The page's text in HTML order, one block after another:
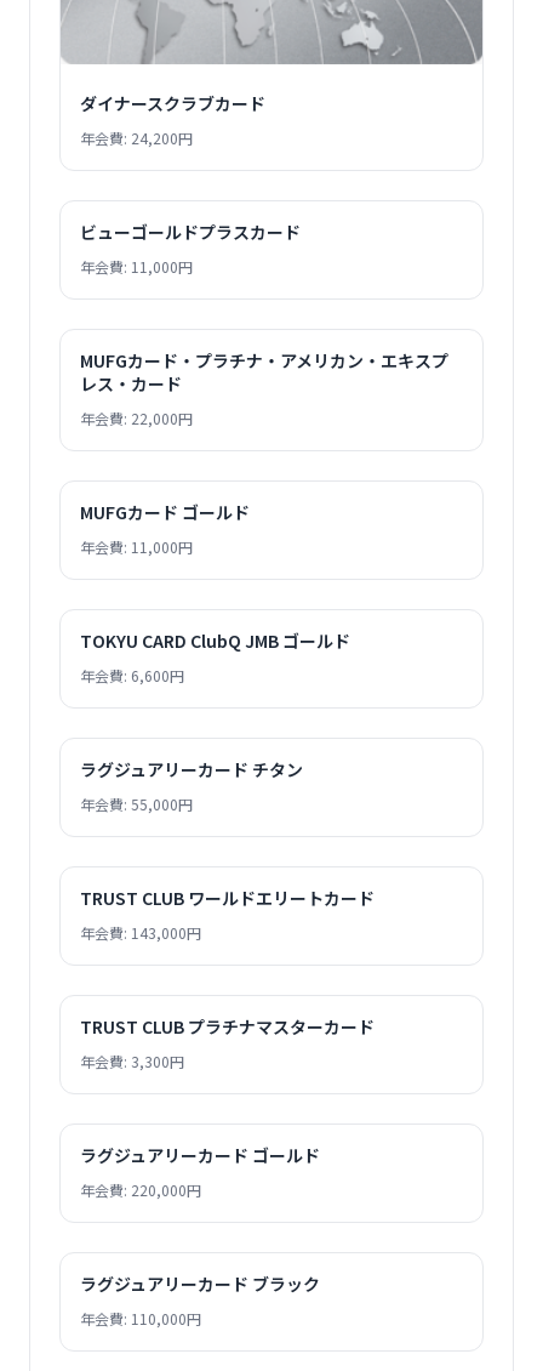
ダイナースクラブカード
年会費: 24,200円
ビューゴールドプラスカード
年会費: 11,000円
MUFGカード・プラチナ・アメリカン・エキスプ
レス・カード
年会費: 22,000円
MUFGカード ゴールド
年会費: 11,000円
TOKYU CARD ClubQ JMB ゴールド
年会費: 6,600円
ラグジュアリーカード チタン
年会費: 55,000円
TRUST CLUB ワールドエリートカード
年会費: 143,000円
TRUST CLUB プラチナマスターカード
年会費: 3,300円
ラグジュアリーカード ゴールド
年会費: 220,000円
ラグジュアリーカード ブラック
年会費: 110,000円